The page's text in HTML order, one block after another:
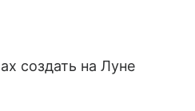
создать на Луне